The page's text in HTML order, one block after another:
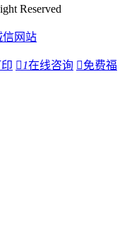
Reserved
信网站
 1在线咨询 免费福